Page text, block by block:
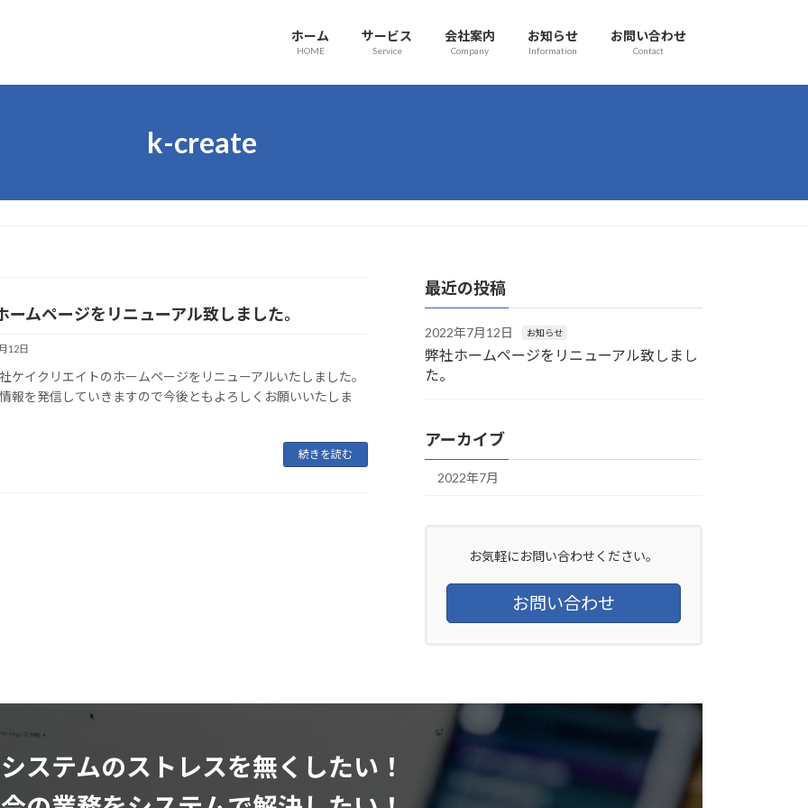
ホーム
HOME
サービス
Service
会社案内
Company
お知らせ
Information
お問い合わせ
Contact
k-create
ームページをリニューアル致しました。
12日
ケイクリエイトのホームページをリニューアルいたしました。
報を発信していきますので今後ともよろしくお願いいたしま
続きを読む
最近の投稿
2022年7月12日 お知らせ
弊社ホームページをリニューアル致しまし
た。
アーカイブ
2022年7月
お気軽にお問い合わせください。
お問い合わせ
システムのストレスを無くしたい！